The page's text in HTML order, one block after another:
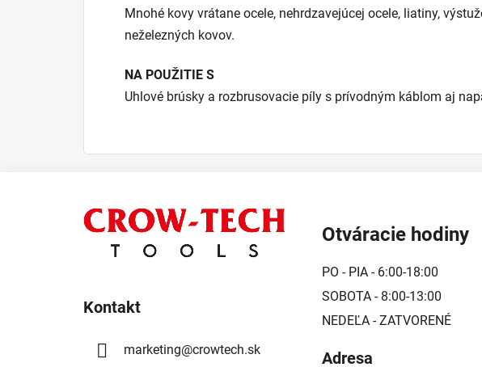
Mnohé kovy vrátane ocele, nehrdzavejúcej ocele, liatiny,
neželezných kovov.
NA POUŽITIE S
Uhlové brúsky a rozbrusovacie píly s prívodným káblom aj
Kontakt
marketing@crowtech.sk
Otváracie hodiny
PO - PIA - 6:00-18:00
SOBOTA - 8:00-13:00
NEDEĽA - ZATVORENÉ
Adresa